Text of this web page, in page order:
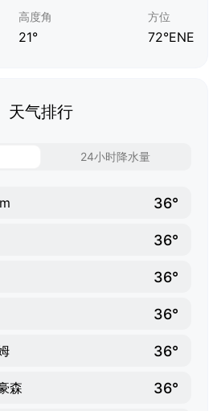
高度角
21°
方位
72°ENE
天气排行
24小时降水量
36°
36°
36°
36°
36°
森 36°